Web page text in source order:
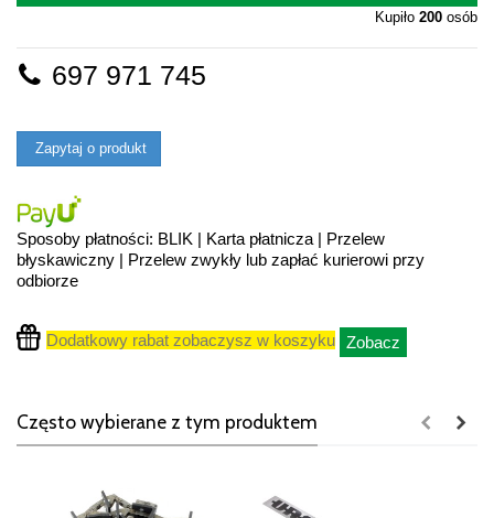
Kupiło 200 osób
697 971 745
Zapytaj o produkt
Sposoby płatności: BLIK | Karta płatnicza | Przelew
błyskawiczny | Przelew zwykły lub zapłać kurierowi przy
odbiorze
Dodatkowy rabat zobaczysz w koszyku Zobacz
Często wybierane z tym produktem